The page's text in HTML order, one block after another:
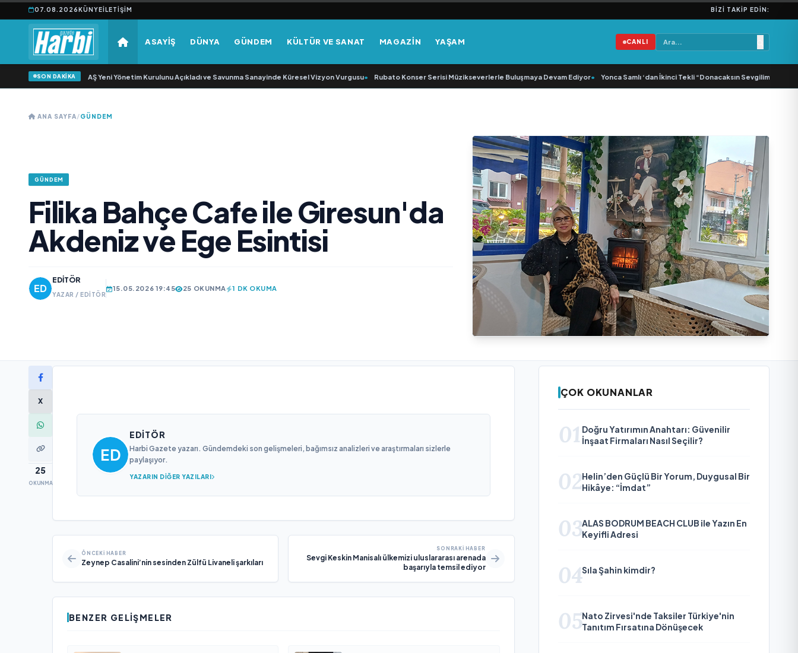
07.08.2026KÜNYEİLETIŞIM BIZI TAKIP EDIN:
ASAYİŞ DÜNYA GÜNDEM KÜLTÜR VE SANAT MAGAZİN YAŞAM CANLI
SON DAKİKA
Savunma Sanayi AŞ Yeni Yönetim Kurulunu Açıkladı ve Savunma Sanayinde Küresel Vizyon Vurgusu• Rubato Konser Serisi Müzikseverlerle Buluşmaya Devam Ediyor• Yonca Samlı ‘dan İkinci Tekli “Donacaksın Sevgilim “
ANA SAYFA/GÜNDEM
GÜNDEM
Filika Bahçe Cafe ile Giresun'da
Akdeniz ve Ege Esintisi
EDITÖR
YAZAR / EDITÖR
15.05.2026 19:45 25 OKUNMA 1 DK OKUMA
X
25
OKUNMA
EDITÖR
Harbi Gazete yazarı. Gündemdeki son gelişmeleri, bağımsız analizleri ve araştırmaları sizlerle
paylaşıyor.
YAZARIN DIĞER YAZILARI
ÖNCEKI HABER
Zeynep Casalini’nin sesinden Zülfü Livaneli şarkıları
SONRAKI HABER
Sevgi Keskin Manisalı ülkemizi uluslararası arenada
başarıyla temsil ediyor
BENZER GELIŞMELER
ÇOK OKUNANLAR
01 Doğru Yatırımın Anahtarı: Güvenilir
İnşaat Firmaları Nasıl Seçilir?
02Helin’den Güçlü Bir Yorum, Duygusal Bir
Hikâye: “İmdat”
03ALAS BODRUM BEACH CLUB ile Yazın En
Keyifli Adresi
04Sıla Şahin kimdir?
05Nato Zirvesi'nde Taksiler Türkiye'nin
Tanıtım Fırsatına Dönüşecek